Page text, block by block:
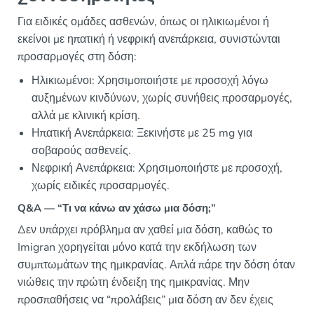
Για ειδικές ομάδες ασθενών, όπως οι ηλικιωμένοι ή
εκείνοι με ηπατική ή νεφρική ανεπάρκεια, συνιστώνται
προσαρμογές στη δόση:
Ηλικιωμένοι: Χρησιμοποιήστε με προσοχή λόγω
αυξημένων κινδύνων, χωρίς συνήθεις προσαρμογές,
αλλά με κλινική κρίση.
Ηπατική Ανεπάρκεια: Ξεκινήστε με 25 mg για
σοβαρούς ασθενείς.
Νεφρική Ανεπάρκεια: Χρησιμοποιήστε με προσοχή,
χωρίς ειδικές προσαρμογές.
Q&A — “Τι να κάνω αν χάσω μια δόση;”
Δεν υπάρχει πρόβλημα αν χαθεί μια δόση, καθώς το
Imigran χορηγείται μόνο κατά την εκδήλωση των
συμπτωμάτων της ημικρανίας. Απλά πάρε την δόση όταν
νιώθεις την πρώτη ένδειξη της ημικρανίας. Μην
προσπαθήσεις να “προλάβεις” μια δόση αν δεν έχεις